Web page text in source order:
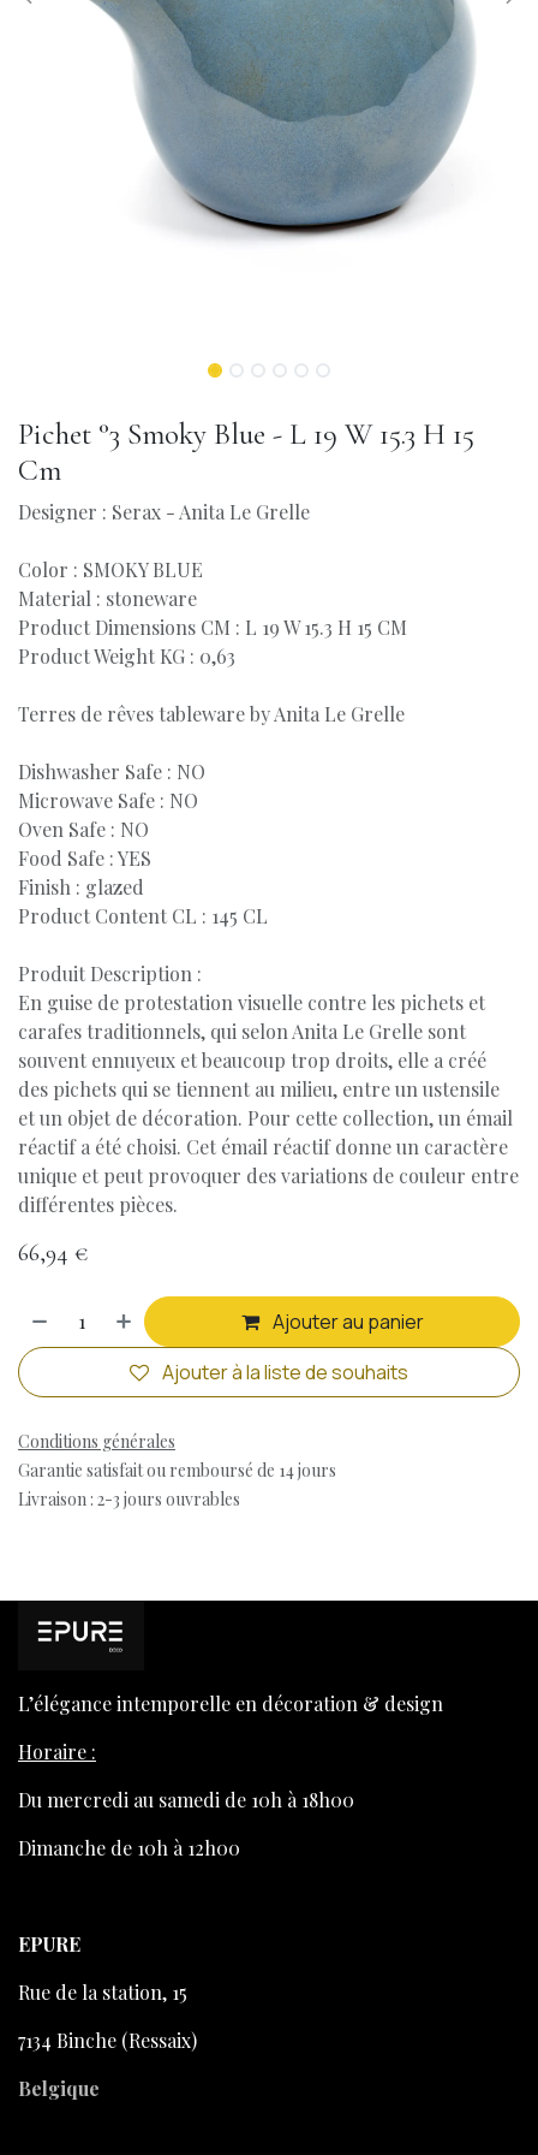
Pichet °3 Smoky Blue - L 19 W 15.3 H 15
Cm
Designer : Serax - Anita Le Grelle
Color : SMOKY BLUE
Material : stoneware
Product Dimensions CM : L 19 W 15.3 H 15 CM
Product Weight KG : 0,63
Terres de rêves tableware by Anita Le Grelle
Dishwasher Safe : NO
Microwave Safe : NO
Oven Safe : NO
Food Safe : YES
Finish : glazed
Product Content CL : 145 CL
Produit Description :
En guise de protestation visuelle contre les pichets et
carafes traditionnels, qui selon Anita Le Grelle sont
souvent ennuyeux et beaucoup trop droits, elle a créé
des pichets qui se tiennent au milieu, entre un ustensile
et un objet de décoration. Pour cette collection, un émail
réactif a été choisi. Cet émail réactif donne un caractère
unique et peut provoquer des variations de couleur entre
différentes pièces.
66,94 €
Ajouter au panier
Ajouter à la liste de souhaits
Conditions générales
Garantie satisfait ou remboursé de 14 jours
Livraison : 2-3 jours ouvrables
L’élégance intemporelle en décoration & design
Horaire :
Du mercredi au samedi de 10h à 18h00
Dimanche de 10h à 12h00
EPURE
Rue de la station, 15
7134 Binche (Ressaix)
Belgique